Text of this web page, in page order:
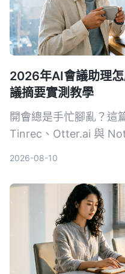
2026年AI會議助理
議摘要實測教學
開會總是手忙腳亂？這
Tinrec、Otter.ai 與
2026-08-10